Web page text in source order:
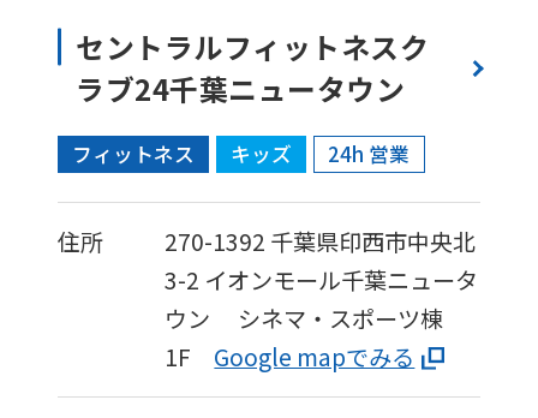
セントラルフィットネスク
ラブ24千葉ニュータウン
フィットネス キッズ 24h 営業
住所 270-1392 千葉県印西市中央北
3-2 イオンモール千葉ニュータ
ウン シネマ・スポーツ棟
1F
Google mapでみる